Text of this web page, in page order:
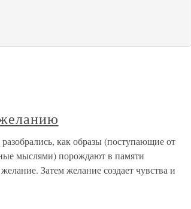
как образы (поступающие от
мыслями) порождают в памяти
Затем желание создает чувства и